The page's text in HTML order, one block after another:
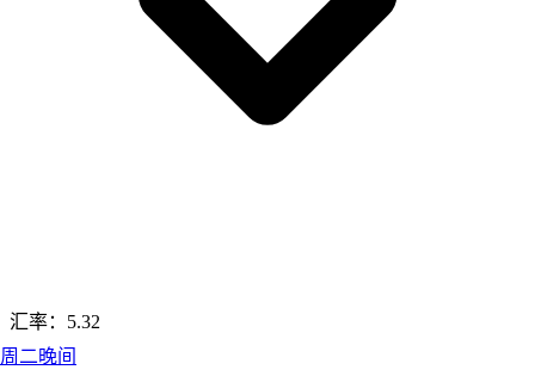
周二晚间
汇率： 5.32